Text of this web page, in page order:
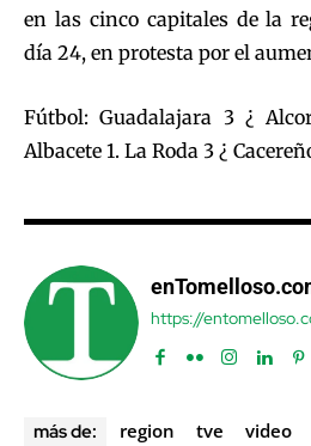
en las cinco capitales de la
día 24, en protesta por el
Fútbol: Guadalajara 3 ¿
Albacete 1. La Roda 3 ¿
https://
más de: region tve video